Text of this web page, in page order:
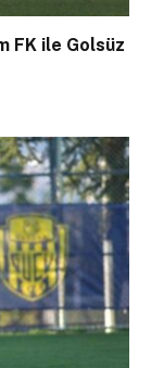
FK ile Golsüz